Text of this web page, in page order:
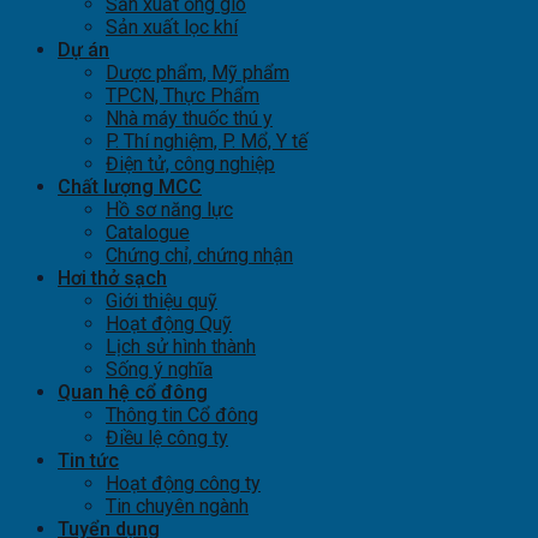
Sản xuất ống gió
Sản xuất lọc khí
Dự án
Dược phẩm, Mỹ phẩm
TPCN, Thực Phẩm
Nhà máy thuốc thú y
P. Thí nghiệm, P. Mổ, Y tế
Điện tử, công nghiệp
Chất lượng MCC
Hồ sơ năng lực
Catalogue
Chứng chỉ, chứng nhận
Hơi thở sạch
Giới thiệu quỹ
Hoạt động Quỹ
Lịch sử hình thành
Sống ý nghĩa
Quan hệ cổ đông
Thông tin Cổ đông
Điều lệ công ty
Tin tức
Hoạt động công ty
Tin chuyên ngành
Tuyển dụng